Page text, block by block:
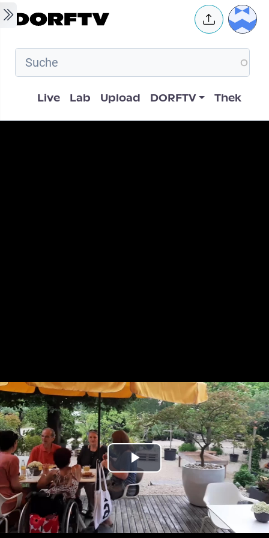
Skip to main content User
Hauptnavigation
Live Lab Upload DORFTV Thek
Play
Video